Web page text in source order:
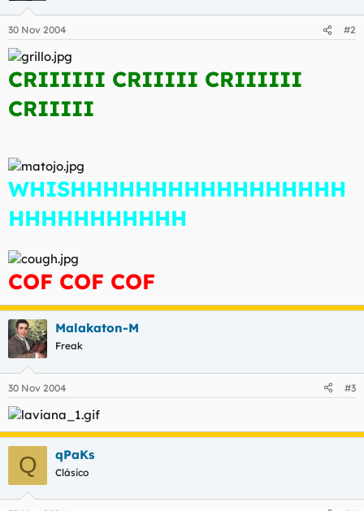
30 Nov 2004 #2
CRIIIIII CRIIIII CRIIIIII
CRIIIII
WHISHHHHHHHHHHHHHHHHH
HHHHHHHHHHH
COF COF COF
Malakaton-M
Freak
30 Nov 2004 #3
Q qPaKs
Clásico